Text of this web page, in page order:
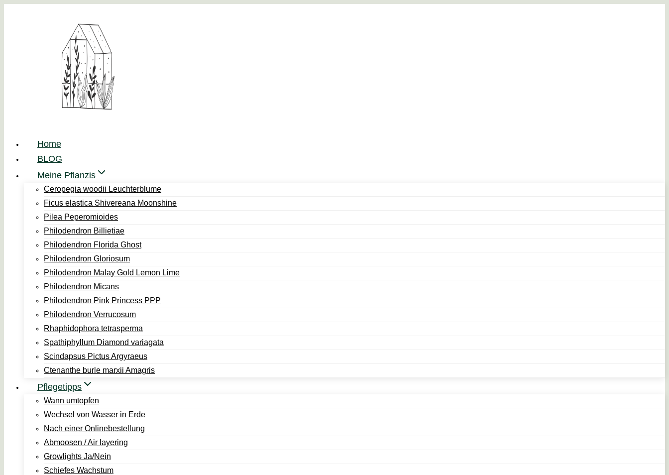
Home
BLOG
Meine Pflanzis
Ceropegia woodii Leuchterblume
Ficus elastica Shivereana Moonshine
Pilea Peperomioides
Philodendron Billietiae
Philodendron Florida Ghost
Philodendron Gloriosum
Philodendron Malay Gold Lemon Lime
Philodendron Micans
Philodendron Pink Princess PPP
Philodendron Verrucosum
Rhaphidophora tetrasperma
Spathiphyllum Diamond variagata
Scindapsus Pictus Argyraeus
Ctenanthe burle marxii Amagris
Pflegetipps
Wann umtopfen
Wechsel von Wasser in Erde
Nach einer Onlinebestellung
Abmoosen / Air layering
Growlights Ja/Nein
Schiefes Wachstum